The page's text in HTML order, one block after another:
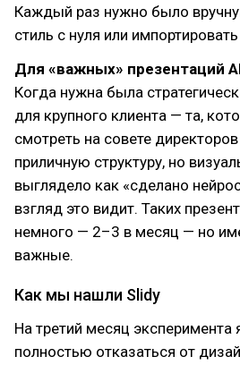
Каждый раз нужно было
стиль с нуля или
Для «важных» презентаций
Когда нужна была
для крупного клиента — та,
смотреть на совете
приличную структуру, но
выглядело как «сделано
взгляд это видит. Таких
немного — 2–3 в месяц — но
важные.
Как мы нашли Slidy
На третий месяц эксперимента
полностью отказаться от